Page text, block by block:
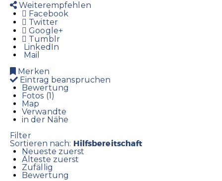
Weiterempfehlen
Facebook
Twitter
Google+
Tumblr
LinkedIn
Mail
Merken
Eintrag beanspruchen
Bewertung
Fotos (1)
Map
Verwandte
in der Nähe
Filter
Sortieren nach: Hilfsbereitschaft
Neueste zuerst
Älteste zuerst
Zufällig
Bewertung